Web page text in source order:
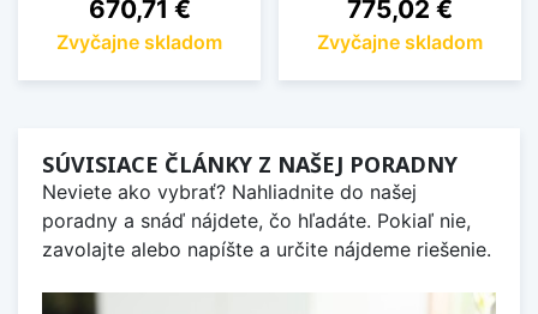
670,71 €
Zvyčajne skladom
775,02 €
Zvyčajne skladom
SÚVISIACE ČLÁNKY Z NAŠEJ PORADNY
Neviete ako vybrať? Nahliadnite do našej
poradny a snáď nájdete, čo hľadáte. Pokiaľ nie,
zavolajte alebo napíšte a určite nájdeme riešenie.